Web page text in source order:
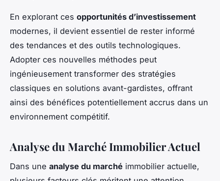
En explorant ces opportunités d’investissement
modernes, il devient essentiel de rester informé
des tendances et des outils technologiques.
Adopter ces nouvelles méthodes peut
ingénieusement transformer des stratégies
classiques en solutions avant-gardistes, offrant
ainsi des bénéfices potentiellement accrus dans un
environnement compétitif.
Analyse du Marché Immobilier Actuel
Dans une analyse du marché immobilier actuelle,